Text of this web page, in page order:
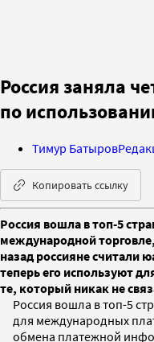
Россия заняла
по
Тимур Батыров
Копировать ссылку
Россия вошла в топ-5
международной
назад россияне считали
теперь его используют
те, который никак не
Россия вошла в топ-5
для международных
обмена платежной